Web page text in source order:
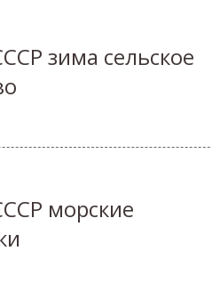
зима сельское
морские